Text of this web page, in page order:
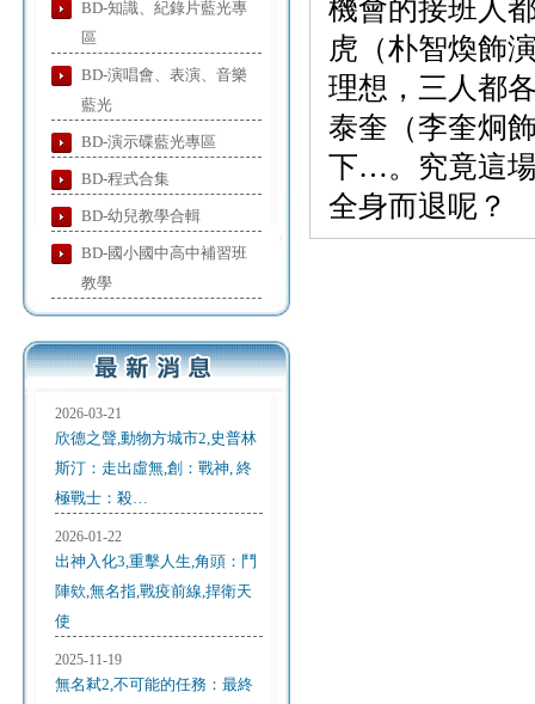
BD-知識、紀錄片藍光專
區
BD-演唱會、表演、音樂
藍光
BD-演示碟藍光專區
BD-程式合集
BD-幼兒教學合輯
BD-國小國中高中補習班
教學
2026-03-21
欣德之聲,動物方城市2,史普林
斯汀：走出虛無,創：戰神, 終
極戰士：殺…
2026-01-22
出神入化3,重擊人生,角頭：鬥
陣欸,無名指,戰疫前線,捍衛天
使
2025-11-19
無名弒2,不可能的任務：最終
機會的接班人
虎（朴智煥飾
理想，三人都
泰奎（李奎炯
下…。究竟這
全身而退呢？